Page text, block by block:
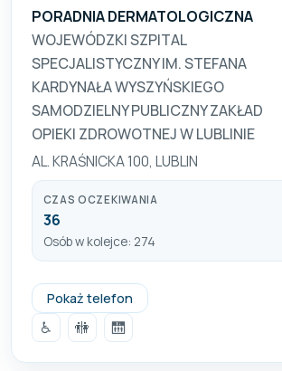
PORADNIA DERMATOLOGICZNA
WOJEWÓDZKI SZPITAL
SPECJALISTYCZNY IM. STEFANA
KARDYNAŁA WYSZYŃSKIEGO
SAMODZIELNY PUBLICZNY ZAKŁAD
OPIEKI ZDROWOTNEJ W LUBLINIE
AL. KRAŚNICKA 100, LUBLIN
CZAS OCZEKIWANIA
36
Osób w kolejce: 274
Pokaż telefon
815374171, 815322630
♿
🚻 🛗